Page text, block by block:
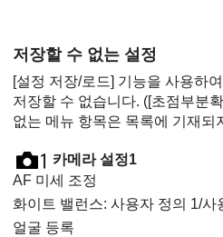
저장할 수 없는 설정
[설정 저장/로드] 기능을 사용하
저장할 수 없습니다. ([초점부분
없는 메뉴 항목은 목록에 기재되
카메라 설정1
AF 미세 조정
화이트 밸런스: 사용자 정의 1/사
얼굴 등록